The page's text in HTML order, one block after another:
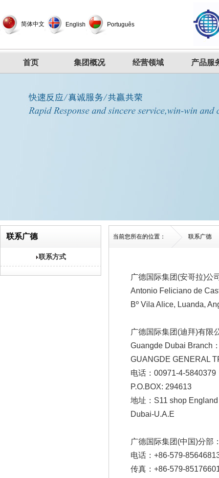
简体中文 English Português
首页 集团概况 经营领域 产品服
联系广德
联系方式
当前您所在的位置： 联系广德
广德国际集团(安哥拉)公
Antonio Feliciano de
Bº Vila Alice, Luanda,
广德国际集团(迪拜)有限
Guangde Dubai Branch
GUANGDE GENERAL
电话：00971-4-5840379
P.O.BOX: 294613
地址：S11 shop
Dubai-U.A.E
广德国际集团(中国)分部
电话：+86-579-
传真：+86-579-